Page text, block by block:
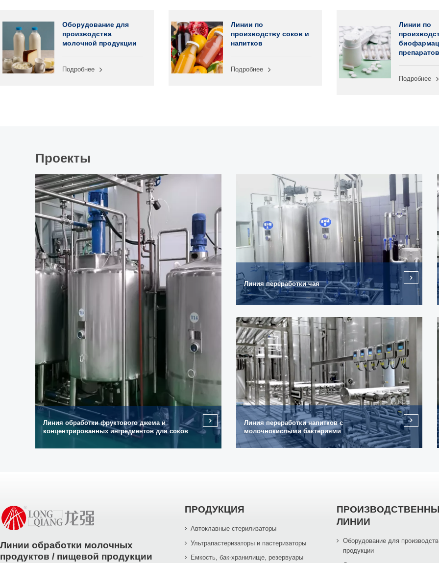
Оборудование для
производства
молочной продукции
Подробнее
Линии по
производству соков и
напитков
Подробнее
Линии по
препаратов
Подробнее
Проекты
Линия обработки фруктового джема и
концентрированных ингредиентов для соков
Линия переработки чая
Линия переработки напитков с
молочнокислыми бактериями
Линии обработки молочных
продуктов / пищевой продукции
ПРОДУКЦИЯ
Автоклавные стерилизаторы
Ультрапастеризаторы и пастеризаторы
Емкость, бак-хранилище, резервуары
ЛИНИИ
Оборудование для
продукции